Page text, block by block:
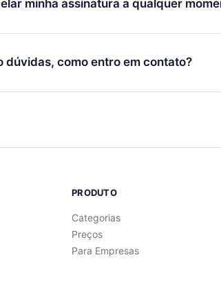
momento através do nosso aplicativo
minha assinatura a qualquer
por não renovar sua assinatura do
e o próximo ciclo de cobrança não
dúvidas, como entro em contato?
para entrar em contato por
PRODUTO
Categorias
Preços
Para Empresas